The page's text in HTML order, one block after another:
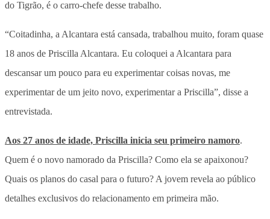
do Tigrão, é o carro-chefe desse trabalho.
“Coitadinha, a Alcantara está cansada, trabalhou muito, foram quase
18 anos de Priscilla Alcantara. Eu coloquei a Alcantara para
descansar um pouco para eu experimentar coisas novas, me
experimentar de um jeito novo, experimentar a Priscilla”, disse a
entrevistada.
Aos 27 anos de idade, Priscilla inicia seu primeiro namoro.
Quem é o novo namorado da Priscilla? Como ela se apaixonou?
Quais os planos do casal para o futuro? A jovem revela ao público
detalhes exclusivos do relacionamento em primeira mão.